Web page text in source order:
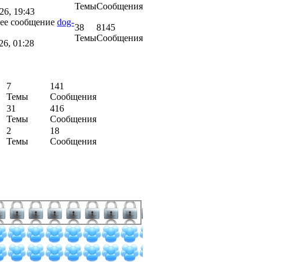
19:43
ТемыСообщения
сообщение dog-
01:28
38
Темы
8145
Сообщения
7
Темы
141
Сообщения
31
Темы
416
Сообщения
2
Темы
18
Сообщения